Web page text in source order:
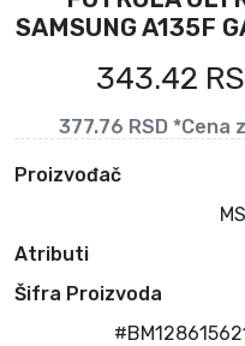
SAMSUNG A135F
343.42
377.76 RSD *Cena
Proizvođač
Atributi
Šifra Proizvoda